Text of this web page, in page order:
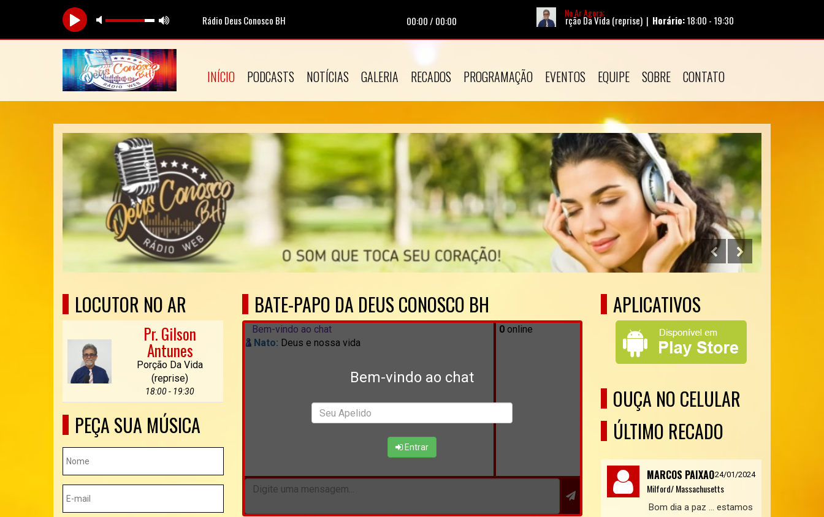
Rádio Deus Conosco BH 00:00/ 00:00
No Ar Agora:
Tocando agora: Pr. Gilson Antunes | Porção Da Vida (reprise) | Horário: 18:00 - 19:30
INÍCIO PODCASTS NOTÍCIAS GALERIA RECADOS PROGRAMAÇÃO EVENTOS EQUIPE SOBRE CONTATO
LOCUTOR NO AR
Pr. Gilson
Antunes
Porção Da Vida
(reprise)
18:00 - 19:30
PEÇA SUA MÚSICA
BATE-PAPO DA DEUS CONOSCO BH
Bem-vindo ao chat
Entrar
Bem-vindo ao chat
Nato: Deus e nossa vida
0online
APLICATIVOS
OUÇA NO CELULAR
ÚLTIMO RECADO
MARCOS PAIXAO24/01/2024
Milford/ Massachusetts
Bom dia a paz … estamos